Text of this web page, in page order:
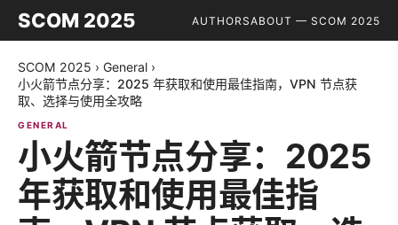
SCOM 2025 AUTHORSABOUT — SCOM 2025
SCOM 2025 › General ›
小火箭节点分享：2025 年获取和使用最佳指南，VPN 节点获
取、选择与使用全攻略
GENERAL
小火箭节点分享：2025
年获取和使用最佳指